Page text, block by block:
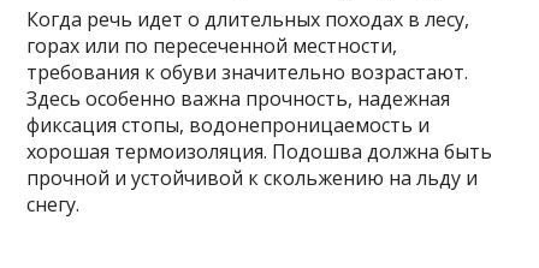
Когда речь идет о длительных походах в лесу,
горах или по пересеченной местности,
требования к обуви значительно возрастают.
Здесь особенно важна прочность, надежная
фиксация стопы, водонепроницаемость и
хорошая термоизоляция. Подошва должна быть
прочной и устойчивой к скольжению на льду и
снегу.